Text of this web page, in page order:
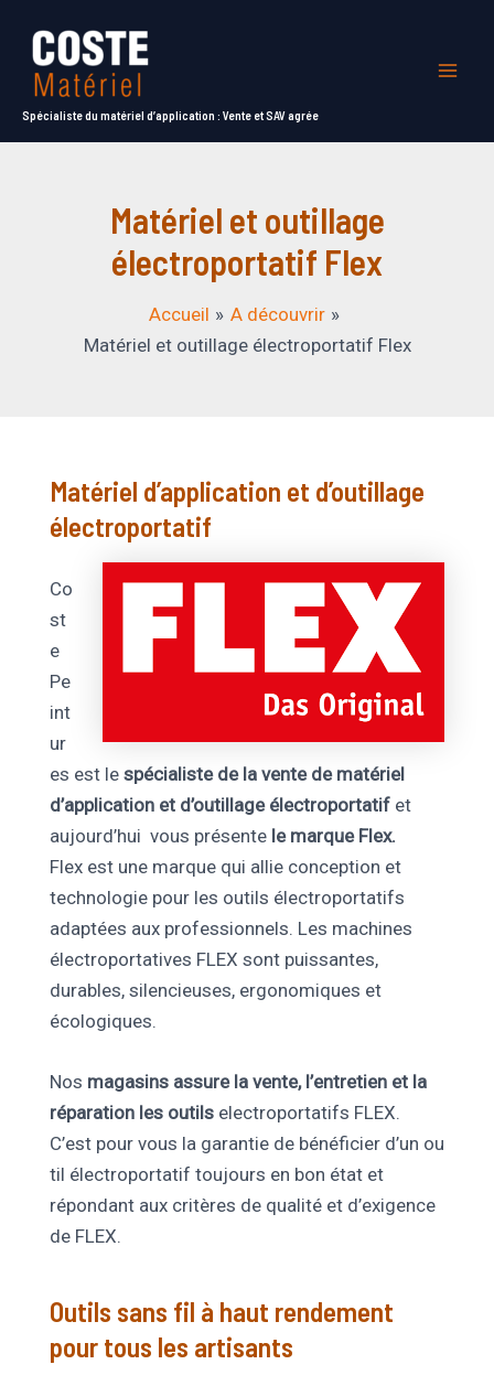
contenu
Spécialiste du matériel d’application : Vente et SAV agrée
Matériel et outillage
électroportatif Flex
Accueil
A découvrir
Matériel et outillage électroportatif Flex
Matériel d’application et d’outillage
électroportatif
Co
st
e
Pe
int
ur
es est le spécialiste de la vente de matériel
d’application et d’outillage électroportatif et
aujourd’hui vous présente le marque Flex.
Flex est une marque qui allie conception et
technologie pour les outils électroportatifs
adaptées aux professionnels. Les machines
électroportatives FLEX sont puissantes,
durables, silencieuses, ergonomiques et
écologiques.
Nos magasins assure la vente, l’entretien et la
réparation les outilselectroportatifs FLEX.
C’est pour vous la garantie de bénéficier d’un ou
til électroportatif toujours en bon état et
répondant aux critères de qualité et d’exigence
de FLEX.
Outils sans fil à haut rendement
pour tous les artisants